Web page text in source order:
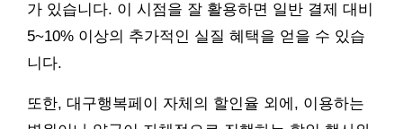
가 있습니다. 이 시점을 잘 활용하면 일반 결제 대비
5~10% 이상의 추가적인 실질 혜택을 얻을 수 있습
니다.
또한, 대구행복페이 자체의 할인율 외에, 이용하는